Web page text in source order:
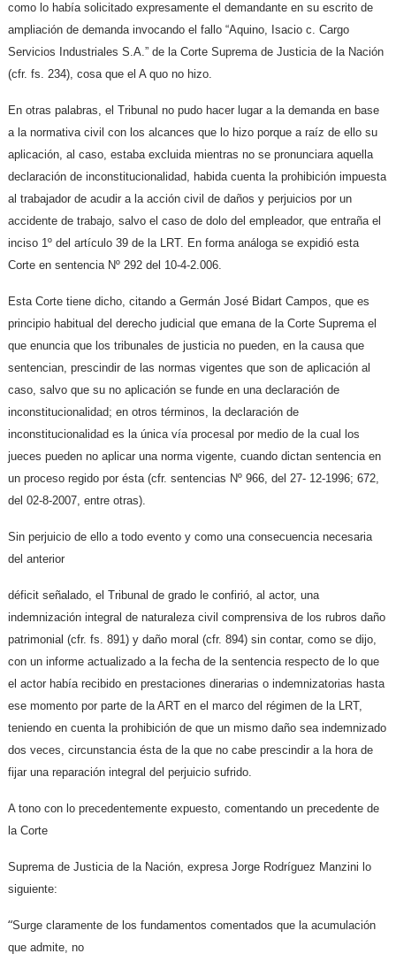
como lo había solicitado expresamente el demandante en su escrito de
ampliación de demanda invocando el fallo “Aquino, Isacio c. Cargo
Servicios Industriales S.A.” de la Corte Suprema de Justicia de la Nación
(cfr. fs. 234), cosa que el A quo no hizo.
En otras palabras, el Tribunal no pudo hacer lugar a la demanda en base
a la normativa civil con los alcances que lo hizo porque a raíz de ello su
aplicación, al caso, estaba excluida mientras no se pronunciara aquella
declaración de inconstitucionalidad, habida cuenta la prohibición impuesta
al trabajador de acudir a la acción civil de daños y perjuicios por un
accidente de trabajo, salvo el caso de dolo del empleador, que entraña el
inciso 1º del artículo 39 de la LRT. En forma análoga se expidió esta
Corte en sentencia Nº 292 del 10-4-2.006.
Esta Corte tiene dicho, citando a Germán José Bidart Campos, que es
principio habitual del derecho judicial que emana de la Corte Suprema el
que enuncia que los tribunales de justicia no pueden, en la causa que
sentencian, prescindir de las normas vigentes que son de aplicación al
caso, salvo que su no aplicación se funde en una declaración de
inconstitucionalidad; en otros términos, la declaración de
inconstitucionalidad es la única vía procesal por medio de la cual los
jueces pueden no aplicar una norma vigente, cuando dictan sentencia en
un proceso regido por ésta (cfr. sentencias Nº 966, del 27- 12-1996; 672,
del 02-8-2007, entre otras).
Sin perjuicio de ello a todo evento y como una consecuencia necesaria
del anterior
déficit señalado, el Tribunal de grado le confirió, al actor, una
indemnización integral de naturaleza civil comprensiva de los rubros daño
patrimonial (cfr. fs. 891) y daño moral (cfr. 894) sin contar, como se dijo,
con un informe actualizado a la fecha de la sentencia respecto de lo que
el actor había recibido en prestaciones dinerarias o indemnizatorias hasta
ese momento por parte de la ART en el marco del régimen de la LRT,
teniendo en cuenta la prohibición de que un mismo daño sea indemnizado
dos veces, circunstancia ésta de la que no cabe prescindir a la hora de
fijar una reparación integral del perjuicio sufrido.
A tono con lo precedentemente expuesto, comentando un precedente de
la Corte
Suprema de Justicia de la Nación, expresa Jorge Rodríguez Manzini lo
siguiente:
“Surge claramente de los fundamentos comentados que la acumulación
que admite, no